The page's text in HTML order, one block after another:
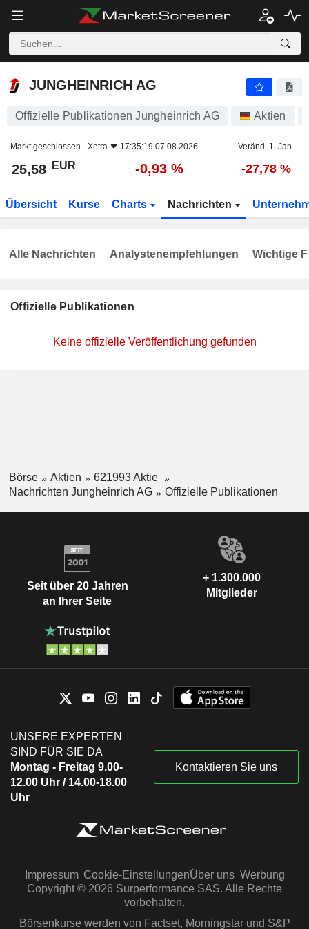
JUNGHEINRICH AG
JUNGHEINRICH AG
Offizielle Publikationen Jungheinrich AG Aktien
Markt geschlossen - Xetra 17:35:19 07.08.2026 Veränd. 1. Jan.
25,58 EUR -0,93 % -27,78 %
Übersicht Kurse Charts Nachrichten
Offizielle Publikationen
Keine offizielle Veröffentlichung gefunden
Alle Nachrichten Analystenempfehlungen Wichtige
Börse Aktien
621993 Aktie
Nachrichten Jungheinrich AG
Offizielle Publikationen
Seit über 20 Jahren
an Ihrer Seite
+ 1.300.000
Mitglieder
UNSERE EXPERTEN
SIND FÜR SIE DA
Montag - Freitag 9.00-
12.00 Uhr / 14.00-18.00
Uhr
Kontaktieren Sie uns
Impressum Cookie-EinstellungenÜber uns Werbung
Copyright © 2026 Surperformance SAS. Alle Rechte
vorbehalten.
Börsenkurse werden von Factset, Morningstar und S&P